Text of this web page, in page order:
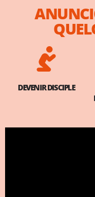
DEVENIR DISCIPLE